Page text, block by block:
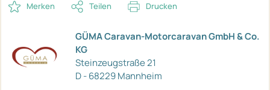
Merken Teilen Drucken
GÜMA Caravan-Motorcaravan GmbH & Co.
KG
Steinzeugstraße 21
D - 68229 Mannheim